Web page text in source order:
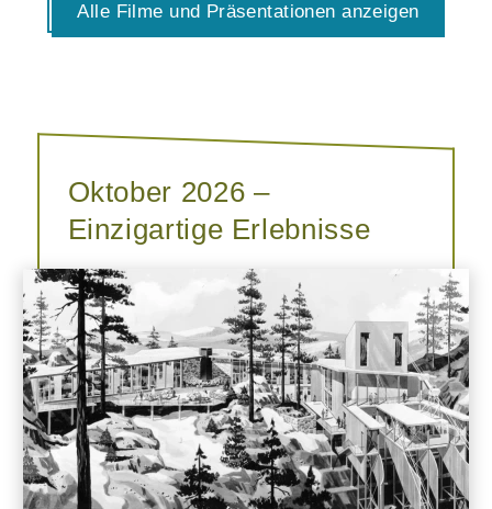
Alle Filme und Präsentationen anzeigen
Oktober 2026 –
Einzigartige Erlebnisse